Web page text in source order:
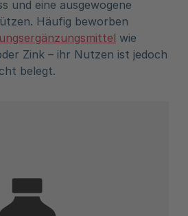
und eine ausgewogene
Häufig beworben
wie
Zink – ihr Nutzen ist jedoch
belegt.